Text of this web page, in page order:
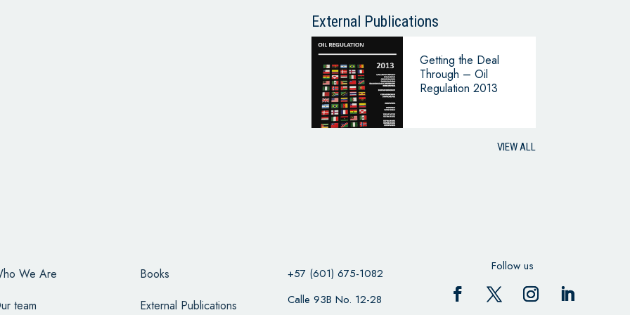
External Publications
Getting the Deal
Through – Oil
Regulation 2013
VIEW ALL
We Are
team
Books
External Publications
+57 (601) 675-1082
Calle 93B No. 12-28
Follow us